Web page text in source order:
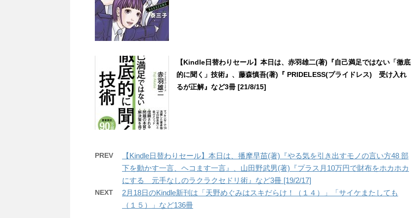
【Kindle日替わりセール】本日は、赤羽雄二(著)『自己満足ではない「徹底
的に聞く」技術』、藤森慎吾(著)『 PRIDELESS(プライドレス) 受け入れ
るが正解』など3冊 [21/8/15]
PREV
【Kindle日替わりセール】本日は、播摩早苗(著)『やる気を引き出すモノの言い方48 部
下を動かす一言、ヘコます一言』、山田野武男(著)『プラス月10万円で財布をホカホカ
にする 元手なしのラクラクセドリ術』など3冊 [19/2/17]
NEXT
2月18日のKindle新刊は「天野めぐみはスキだらけ！（１４）」「サイケまたしても
（１５）」など136冊